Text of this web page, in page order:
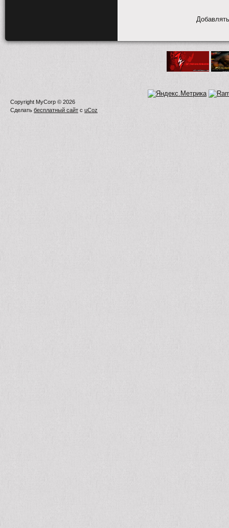
Copyright MyCorp © 2026
Сделать бесплатный сайт с uCoz